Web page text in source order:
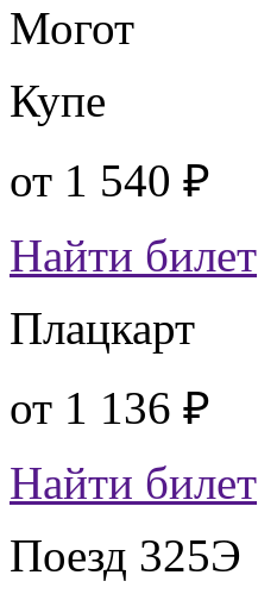
Могот
Купе
от 1 540 ₽
Найти билет
Плацкарт
от 1 136 ₽
Найти билет
Поезд 325Э